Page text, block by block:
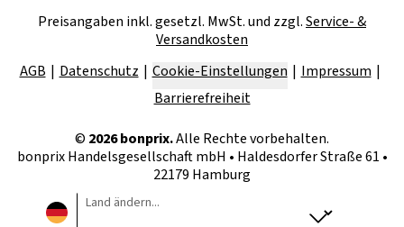
Preisangaben inkl. gesetzl. MwSt. und zzgl.Service- &
Versandkosten
AGB
Datenschutz Cookie-Einstellungen
Impressum
Barrierefreiheit
© 2026bonprix.Alle Rechte vorbehalten.
bonprix Handelsgesellschaft mbH • Haldesdorfer Straße 61 •
22179 Hamburg
Land ändern...